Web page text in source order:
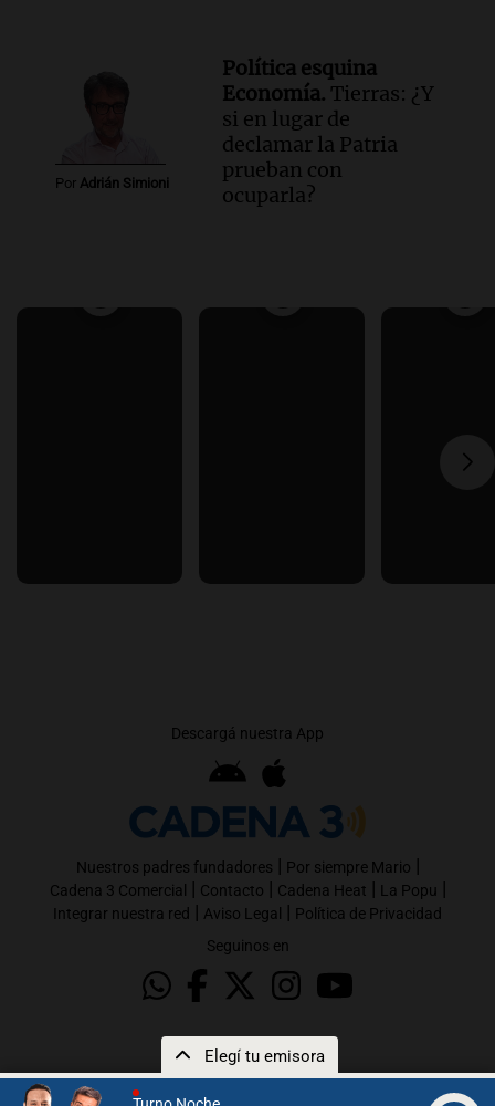
Elegí tu emisora
Por Adrián Simioni
Política esquina
Economía. Tierras: ¿Y
si en lugar de
declamar la Patria
prueban con
ocuparla?
Descargá nuestra App
Nuestros padres fundadores | Por siempre Mario |
Cadena 3 Comercial | Contacto | Cadena Heat | La Popu |
Integrar nuestra red | Aviso Legal | Política de Privacidad
Seguinos en